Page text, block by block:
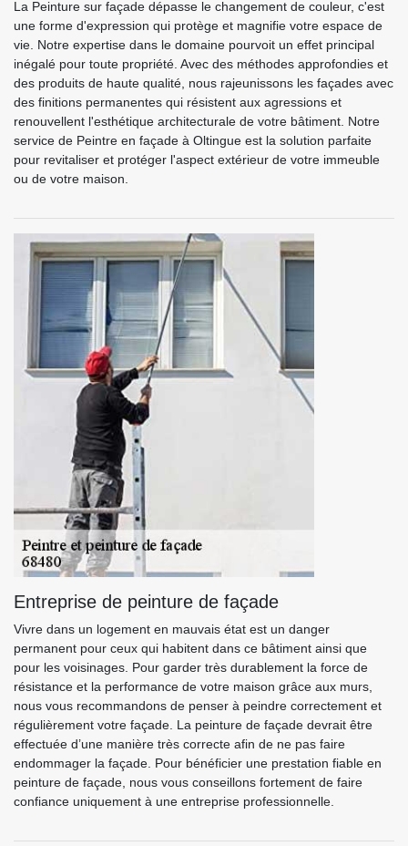
La Peinture sur façade dépasse le changement de couleur, c'est
une forme d'expression qui protège et magnifie votre espace de
vie. Notre expertise dans le domaine pourvoit un effet principal
inégalé pour toute propriété. Avec des méthodes approfondies et
des produits de haute qualité, nous rajeunissons les façades avec
des finitions permanentes qui résistent aux agressions et
renouvellent l'esthétique architecturale de votre bâtiment. Notre
service de Peintre en façade à Oltingue est la solution parfaite
pour revitaliser et protéger l'aspect extérieur de votre immeuble
ou de votre maison.
Entreprise de peinture de façade
Vivre dans un logement en mauvais état est un danger
permanent pour ceux qui habitent dans ce bâtiment ainsi que
pour les voisinages. Pour garder très durablement la force de
résistance et la performance de votre maison grâce aux murs,
nous vous recommandons de penser à peindre correctement et
régulièrement votre façade. La peinture de façade devrait être
effectuée d’une manière très correcte afin de ne pas faire
endommager la façade. Pour bénéficier une prestation fiable en
peinture de façade, nous vous conseillons fortement de faire
confiance uniquement à une entreprise professionnelle.